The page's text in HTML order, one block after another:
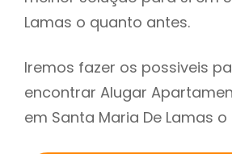
Lamas o quanto antes.
Iremos fazer os possiveis
encontrar Alugar
em Santa Maria De Lamas